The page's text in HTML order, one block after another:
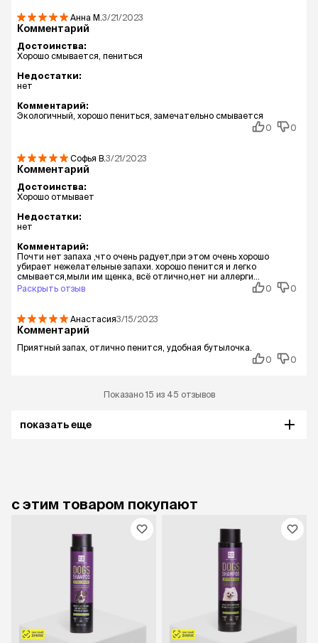
Анна М. 3/21/2023
Комментарий
Достоинства:
Хорошо смывается, пениться
Недостатки:
нет
Комментарий:
Экологичный, хорошо пениться, замечательно смывается
0
0
Софья В. 3/21/2023
Комментарий
Достоинства:
Хорошо отмывает
Недостатки:
нет
Комментарий:
Почти нет запаха ,что очень радует,при этом очень хорошо
убирает нежелательные запахи. хорошо пенится и легко
смывается,мыли им щенка, всё отлично,нет ни аллерги...
Раскрыть отзыв
0 0
Анастасия3/15/2023
Комментарий
Приятный запах, отлично пенится, удобная бутылочка.
0
0
Показано 15 из 45 отзывов
показать еще
с этим товаром покупают